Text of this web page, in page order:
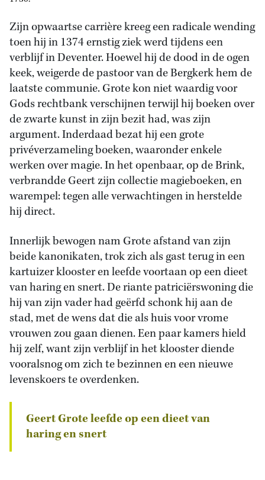
Zijn opwaartse carrière kreeg een radicale wending
toen hij in 1374 ernstig ziek werd tijdens een
verblijf in Deventer. Hoewel hij de dood in de ogen
keek, weigerde de pastoor van de Bergkerk hem de
laatste communie. Grote kon niet waardig voor
Gods rechtbank verschijnen terwijl hij boeken over
de zwarte kunst in zijn bezit had, was zijn
argument. Inderdaad bezat hij een grote
privéverzameling boeken, waaronder enkele
werken over magie. In het openbaar, op de Brink,
verbrandde Geert zijn collectie magieboeken, en
warempel: tegen alle verwachtingen in herstelde
hij direct.
Innerlijk bewogen nam Grote afstand van zijn
beide kanonikaten, trok zich als gast terug in een
kartuizer klooster en leefde voortaan op een dieet
van haring en snert. De riante patriciërswoning die
hij van zijn vader had geërfd schonk hij aan de
stad, met de wens dat die als huis voor vrome
vrouwen zou gaan dienen. Een paar kamers hield
hij zelf, want zijn verblijf in het klooster diende
vooralsnog om zich te bezinnen en een nieuwe
levenskoers te overdenken.
Geert Grote leefde op een dieet van
haring en snert